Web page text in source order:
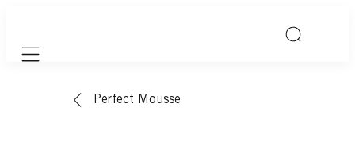
Mobile navigation
Perfect Mousse